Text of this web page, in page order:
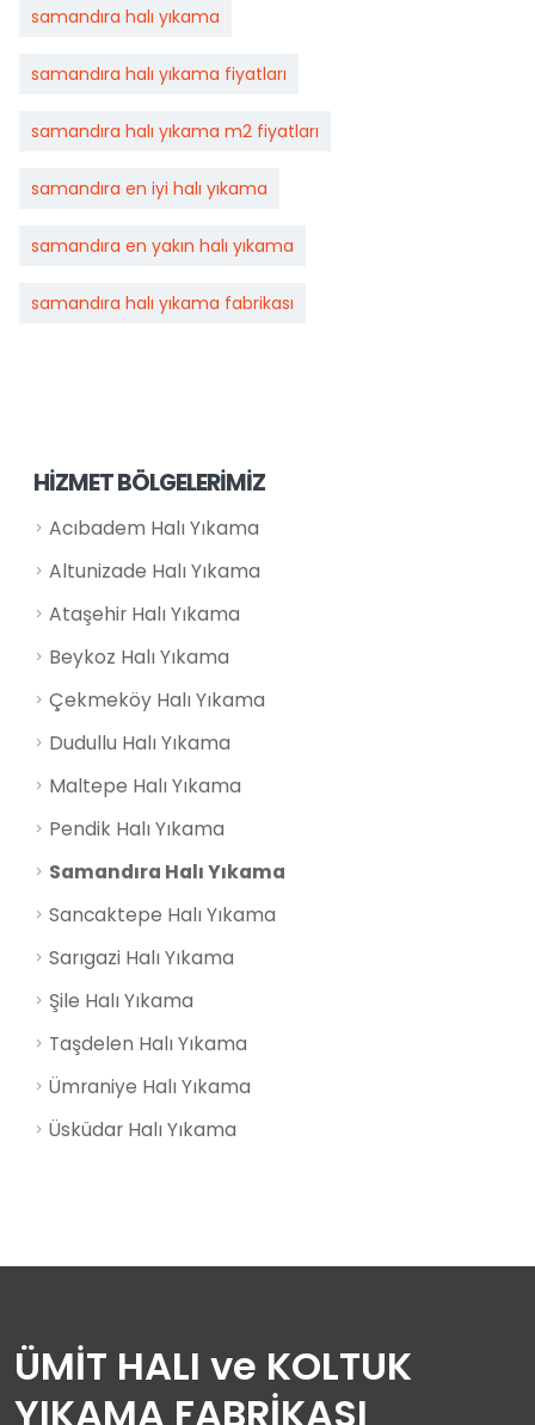
samandıra halı yıkama
samandıra halı yıkama fiyatları
samandıra halı yıkama m2 fiyatları
samandıra en iyi halı yıkama
samandıra en yakın halı yıkama
samandıra halı yıkama fabrikası
HİZMET BÖLGELERİMİZ
Acıbadem Halı Yıkama
Altunizade Halı Yıkama
Ataşehir Halı Yıkama
Beykoz Halı Yıkama
Çekmeköy Halı Yıkama
Dudullu Halı Yıkama
Maltepe Halı Yıkama
Pendik Halı Yıkama
Samandıra Halı Yıkama
Sancaktepe Halı Yıkama
Sarıgazi Halı Yıkama
Şile Halı Yıkama
Taşdelen Halı Yıkama
Ümraniye Halı Yıkama
Üsküdar Halı Yıkama
ÜMİT HALI ve KOLTUK
YIKAMA FABRİKASI